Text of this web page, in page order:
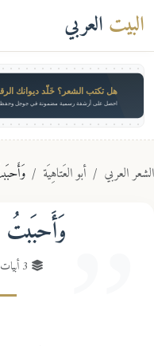
البيتالعربي
هل تكتب الشعر؟ خَلّد ديوانك
احصل على أرشفة رسمية مضمونة في جوجل وحفظ
العربي أبو العَتاهِيَة وَأَحبَبتُ
وَأَحبَبتُ
3 أبيات